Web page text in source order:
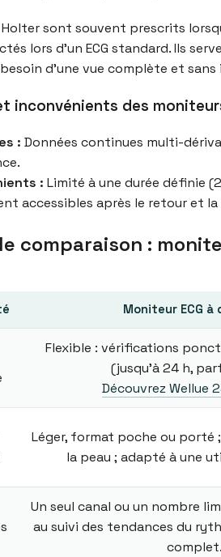
sont souvent prescrits
lors d’un ECG standard. Ils
d’une vue complète et
inconvénients des
: Données continues multi-
: Limité à une durée définie
accessibles après le retour et
comparaison :
Moniteur ECG à
Flexible : vérifications
(jusqu’à 24 h,
Découvrez Wellue
Léger, format poche ou porté
la peau ; adapté à une
Un seul canal ou un nombre
au suivi des tendances du
complet.